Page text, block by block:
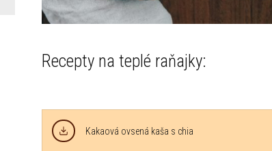
Recepty na teplé raňajky:
Kakaová ovsená kaša s chia